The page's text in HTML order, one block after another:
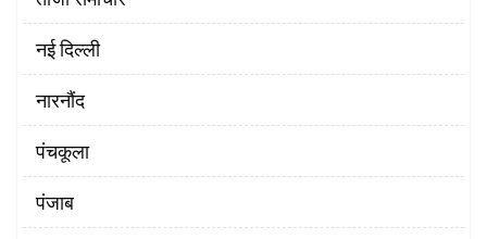
नई दिल्ली
नारनौंद
पंचकूला
पंजाब